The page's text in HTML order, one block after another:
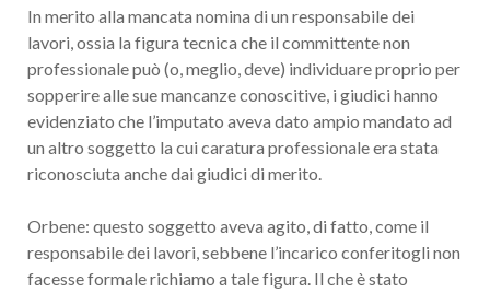
In merito alla mancata nomina di un responsabile dei
lavori, ossia la figura tecnica che il committente non
professionale può (o, meglio, deve) individuare proprio per
sopperire alle sue mancanze conoscitive, i giudici hanno
evidenziato che l’imputato aveva dato ampio mandato ad
un altro soggetto la cui caratura professionale era stata
riconosciuta anche dai giudici di merito.
Orbene: questo soggetto aveva agito, di fatto, come il
responsabile dei lavori, sebbene l’incarico conferitogli non
facesse formale richiamo a tale figura. Il che è stato